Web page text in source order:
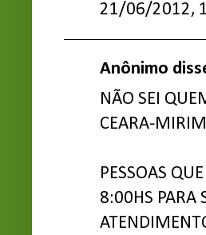
21/06/2012,
Anônimo
NÃO SEI
CEARA-
PESSOAS
8:00HS PARA